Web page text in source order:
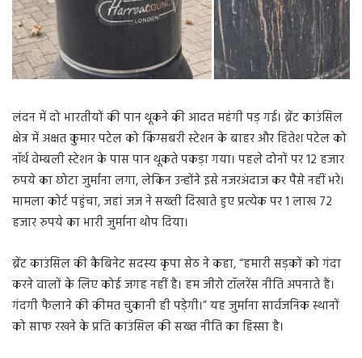
लंदन में दो भारतीयों की पान थूकने की आदत महंगी पड़ गई। ब्रेंट काउंसिल
क्षेत्र में अक्षत कुमार पटेल को किंग्सबरी स्टेशन के बाहर और हितेश पटेल को
नॉर्थ वेम्बली स्टेशन के पास पान थूकते पकड़ा गया। पहले दोनों पर 12 हजार
रुपये का छोटा जुर्माना लगा, लेकिन उन्होंने इसे नजरअंदाज कर पैसे नहीं भरे।
मामला कोर्ट पहुंचा, जहां जज ने सख्ती दिखाते हुए प्रत्येक पर 1 लाख 72
हजार रुपये का भारी जुर्माना थोप दिया।
ब्रेंट काउंसिल की कैबिनेट सदस्य कृपा सेठ ने कहा, “हमारी सड़कों को गंदा
करने वालों के लिए कोई जगह नहीं है। हम जीरो टॉलरेंस नीति अपनाते हैं।
गंदगी फैलाने की कीमत चुकानी ही पड़ेगी।” यह जुर्माना सार्वजनिक स्थानों
को साफ रखने के प्रति काउंसिल की सख्त नीति का हिस्सा है।